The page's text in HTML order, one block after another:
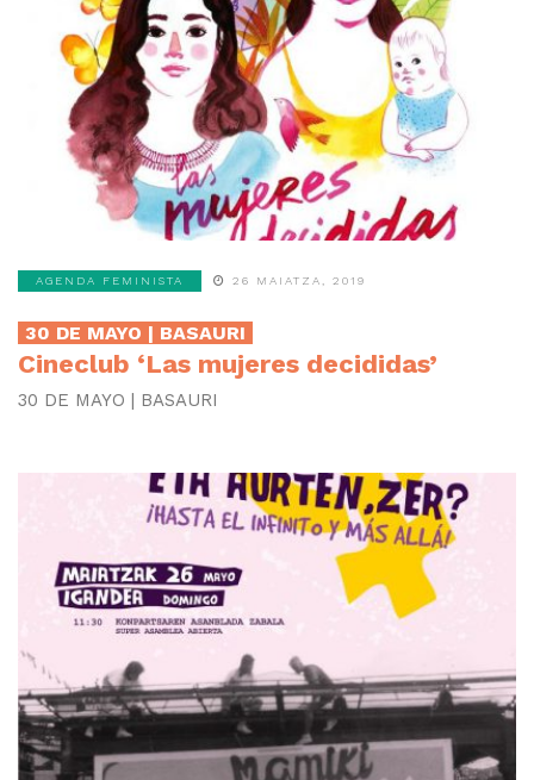
AGENDA FEMINISTA 26 MAIATZA, 2019
30 DE MAYO | BASAURI
Cineclub ‘Las mujeres decididas’
30 DE MAYO | BASAURI